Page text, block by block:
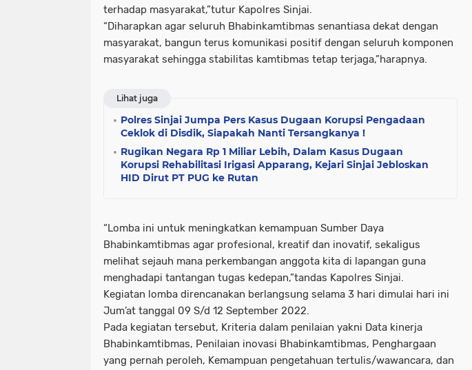
terhadap masyarakat,”tutur Kapolres Sinjai.
“Diharapkan agar seluruh Bhabinkamtibmas senantiasa dekat dengan
masyarakat, bangun terus komunikasi positif dengan seluruh komponen
masyarakat sehingga stabilitas kamtibmas tetap terjaga,”harapnya.
Lihat juga
Polres Sinjai Jumpa Pers Kasus Dugaan Korupsi Pengadaan
Ceklok di Disdik, Siapakah Nanti Tersangkanya !
Rugikan Negara Rp 1 Miliar Lebih, Dalam Kasus Dugaan
Korupsi Rehabilitasi Irigasi Apparang, Kejari Sinjai Jebloskan
HID Dirut PT PUG ke Rutan
“Lomba ini untuk meningkatkan kemampuan Sumber Daya
Bhabinkamtibmas agar profesional, kreatif dan inovatif, sekaligus
melihat sejauh mana perkembangan anggota kita di lapangan guna
menghadapi tantangan tugas kedepan,”tandas Kapolres Sinjai.
Kegiatan lomba direncanakan berlangsung selama 3 hari dimulai hari ini
Jum’at tanggal 09 S/d 12 September 2022.
Pada kegiatan tersebut, Kriteria dalam penilaian yakni Data kinerja
Bhabinkamtibmas, Penilaian inovasi Bhabinkamtibmas, Penghargaan
yang pernah peroleh, Kemampuan pengetahuan tertulis/wawancara, dan